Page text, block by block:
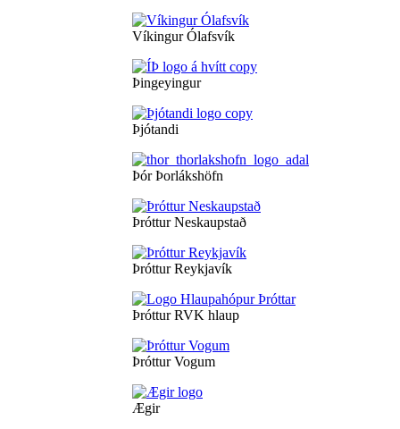
Víkingur Ólafsvík
Þingeyingur
Þjótandi
Þór Þorlákshöfn
Þróttur Neskaupstað
Þróttur Reykjavík
Þróttur RVK hlaup
Þróttur Vogum
Ægir